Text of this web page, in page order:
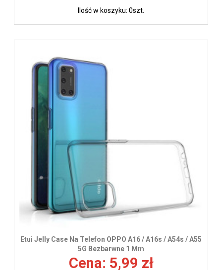
Ilość w koszyku: 0szt.
Etui Jelly Case Na Telefon OPPO A16 / A16s / A54s / A55
5G Bezbarwne 1 Mm
Cena: 5,99 zł